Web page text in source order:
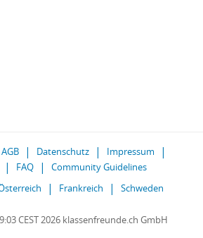
AGB Datenschutz
Impressum
FAQ
Community Guidelines
Frankreich Schweden
CEST 2026 klassenfreunde.ch GmbH